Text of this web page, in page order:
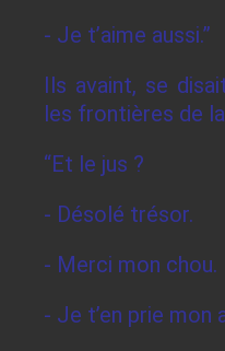
- Je t’aime aussi.”
Ils avaint, se
les frontières de
“Et le jus ?
- Désolé trésor.
- Merci mon chou.
- Je t’en prie mon